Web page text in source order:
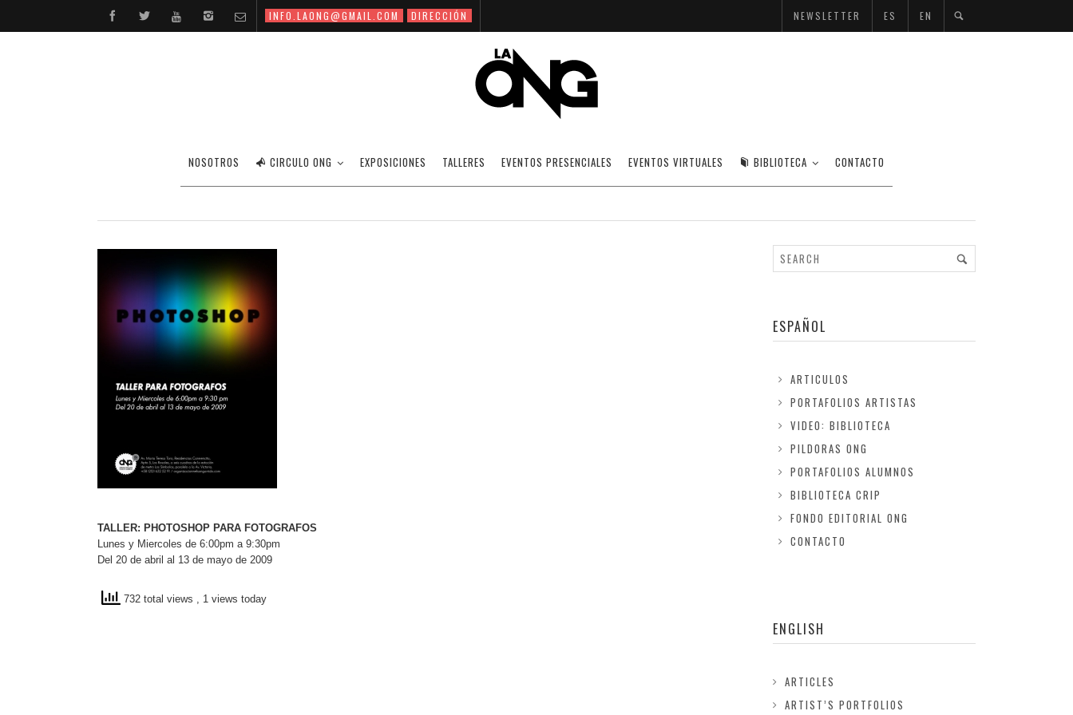
INFO.LAONG@GMAIL.COM DIRECCIÓN NEWSLETTER ES EN
NOSOTROS CIRCULO ONG EXPOSICIONES TALLERES EVENTOS PRESENCIALES EVENTOS VIRTUALES BIBLIOTECA CONTACTO
TALLER: PHOTOSHOP PARA FOTOGRAFOS
05/04/2009 NOTICIAS · SIN CATEGORÍA OFF
TALLER: PHOTOSHOP PARA FOTOGRAFOS
Lunes y Miercoles de 6:00pm a 9:30pm
Del 20 de abril al 13 de mayo de 2009
732 total views , 1 views today
ESPAÑOL
ARTICULOS
PORTAFOLIOS ARTISTAS
VIDEO: BIBLIOTECA
PILDORAS ONG
PORTAFOLIOS ALUMNOS
BIBLIOTECA CRIP
FONDO EDITORIAL ONG
CONTACTO
ENGLISH
ARTICLES
ARTIST’S PORTFOLIOS